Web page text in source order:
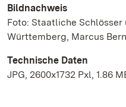
Bildnachweis
Foto: Staatliche Schlösser
Württemberg, Marcus
Technische Daten
JPG, 2600x1732 Pxl, 1.86